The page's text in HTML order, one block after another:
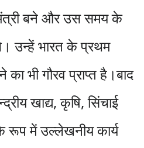
बने और उस समय के
उन्हें भारत के प्रथम
का भी गौरव प्राप्त है।बाद
खाद्य, कृषि, सिंचाई
रूप में उल्लेखनीय कार्य